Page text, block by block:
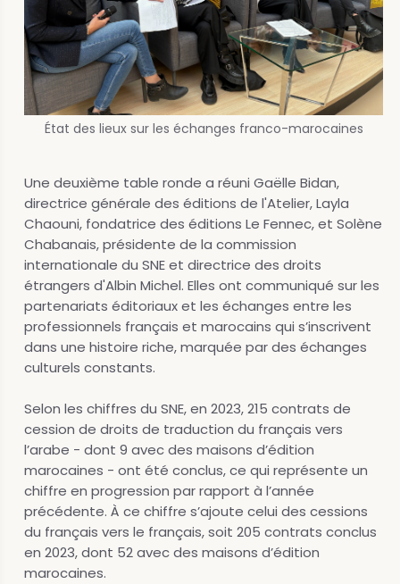
État des lieux sur les échanges franco-marocaines
Une deuxième table ronde a réuni Gaëlle Bidan,
directrice générale des éditions de l'Atelier, Layla
Chaouni, fondatrice des éditions Le Fennec, et Solène
Chabanais, présidente de la commission
internationale du SNE et directrice des droits
étrangers d'Albin Michel. Elles ont communiqué sur les
partenariats éditoriaux et les échanges entre les
professionnels français et marocains qui s’inscrivent
dans une histoire riche, marquée par des échanges
culturels constants.
Selon les chiffres du SNE, en 2023, 215 contrats de
cession de droits de traduction du français vers
l’arabe - dont 9 avec des maisons d’édition
marocaines - ont été conclus, ce qui représente un
chiffre en progression par rapport à l’année
précédente. À ce chiffre s’ajoute celui des cessions
du français vers le français, soit 205 contrats conclus
en 2023, dont 52 avec des maisons d’édition
marocaines.